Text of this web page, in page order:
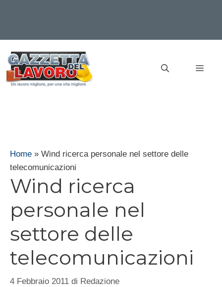
contenuto
Home » Wind ricerca personale nel settore delle
telecomunicazioni
Wind ricerca
personale nel
settore delle
telecomunicazioni
4 Febbraio 2011 di Redazione